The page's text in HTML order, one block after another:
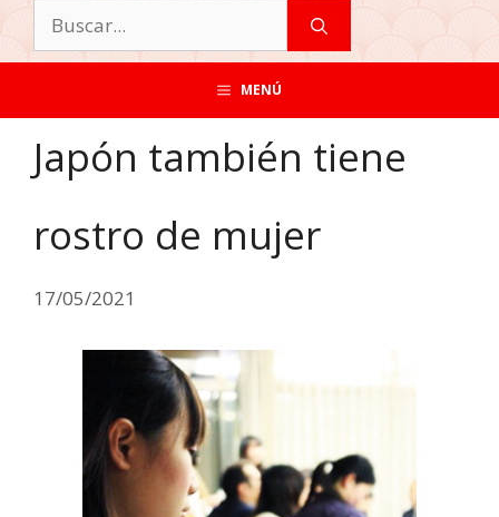
MENÚ
Japón también tiene
rostro de mujer
17/05/2021